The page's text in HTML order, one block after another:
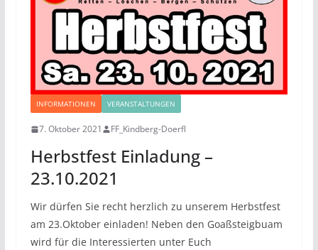
INFORMATIONEN VERANSTALTUNGEN
7. Oktober 2021 FF_Kindberg-Doerfl
Herbstfest Einladung –
23.10.2021
Wir dürfen Sie recht herzlich zu unserem Herbstfest
am 23.Oktober einladen! Neben den Goaßsteigbuam
wird für die Interessierten unter Euch